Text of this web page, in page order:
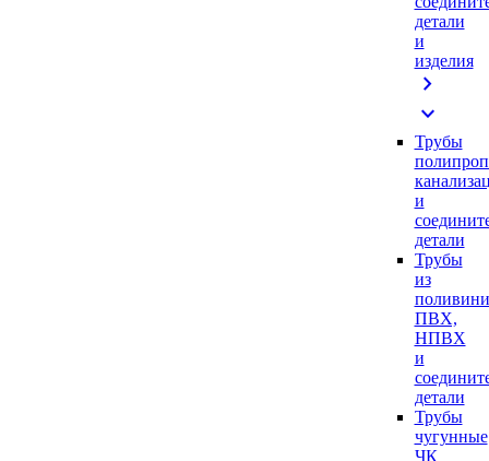
детали
и
изделия
chevron_right
expand_more
Трубы
и
детали
Трубы
из
ПВХ,
НПВХ
и
детали
Трубы
чугунные
ЧК